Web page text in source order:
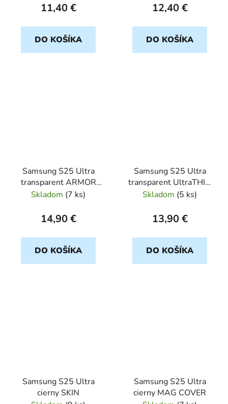
11,40 €
DO KOŠÍKA
12,40 €
DO KOŠÍKA
Samsung S25 Ultra
transparent ARMOR
JELLY ROAR
Skladom (7 ks)
14,90 €
DO KOŠÍKA
Samsung S25 Ultra
transparent UltraTHIN
MATT
Skladom (5 ks)
13,90 €
DO KOŠÍKA
Samsung S25 Ultra
cierny SKIN
Samsung S25 Ultra
cierny MAG COVER